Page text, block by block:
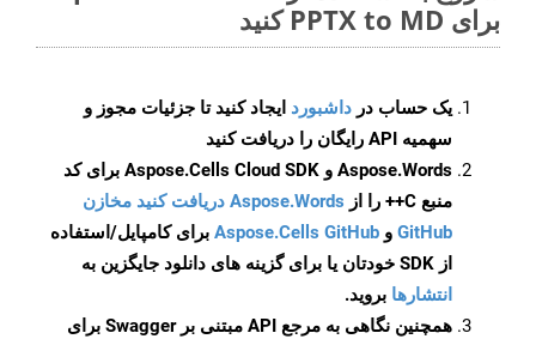
برای PPTX to MD کنید
یک حساب در داشبورد ایجاد کنید تا جزئیات مجوز و
سهمیه API رایگان را دریافت کنید
Aspose.Words و Aspose.Cells Cloud SDK برای کد
منبع C++ را از
Aspose.Words دریافت کنید مخازن
GitHub و Aspose.Cells GitHub برای کامپایل/استفاده
از SDK خودتان یا برای گزینه های دانلود جایگزین به
انتشارها بروید.
همچنین نگاهی به مرجع API مبتنی بر Swagger برای